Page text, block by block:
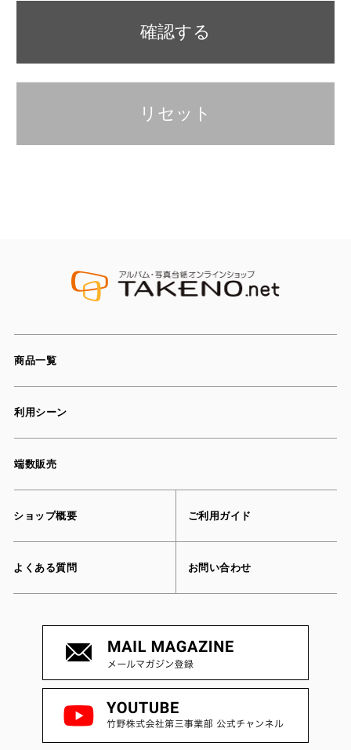
リセット
確認する
商品一覧
利用シーン
端数販売
ショップ概要 ご利用ガイド
よくある質問 お問い合わせ